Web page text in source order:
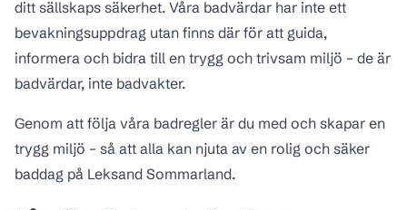
ditt sällskaps säkerhet. Våra badvärdar har inte ett
bevakningsuppdrag utan finns där för att guida,
informera och bidra till en trygg och trivsam miljö – de är
badvärdar, inte badvakter.
Genom att följa våra badregler är du med och skapar en
trygg miljö – så att alla kan njuta av en rolig och säker
baddag på Leksand Sommarland.